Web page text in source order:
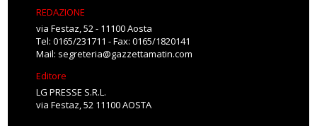
REDAZIONE
via Festaz, 52 - 11100 Aosta
Tel: 0165/231711 - Fax: 0165/1820141
Mail: segreteria@gazzettamatin.com
Editore
LG PRESSE S.R.L.
via Festaz, 52 11100 AOSTA